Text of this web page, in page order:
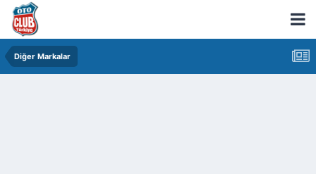
Diğer Markalar